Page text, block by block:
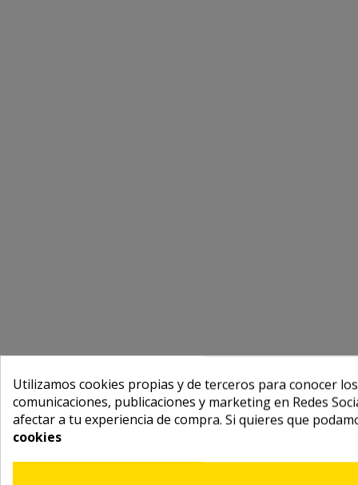
Utilizamos cookies propias y de terceros para conocer
comunicaciones, publicaciones y marketing en Redes
afectar a tu experiencia de compra. Si quieres que
cookies